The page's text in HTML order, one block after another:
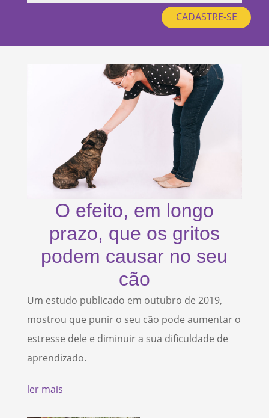
CADASTRE-SE
O efeito, em longo
prazo, que os gritos
podem causar no seu
cão
Um estudo publicado em outubro de 2019,
mostrou que punir o seu cão pode aumentar o
estresse dele e diminuir a sua dificuldade de
aprendizado.
ler mais